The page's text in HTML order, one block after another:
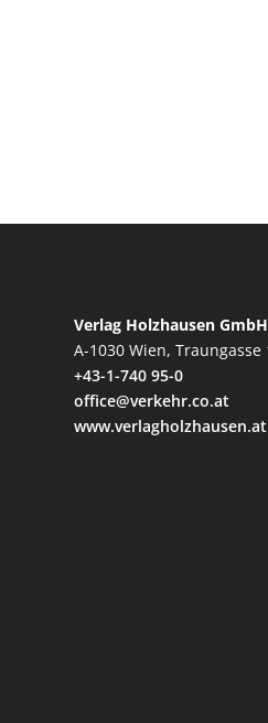
Verlag Holzhausen GmbH
A-1030 Wien, Traungasse
+43-1-740 95-0
office@verkehr.co.at
www.verlagholzhausen.at